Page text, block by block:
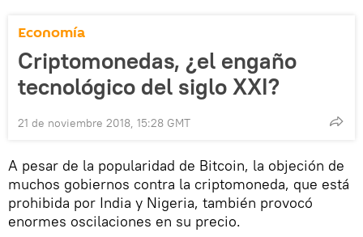
Economía
Criptomonedas, ¿el engaño
tecnológico del siglo XXI?
21 de noviembre 2018, 15:28 GMT
A pesar de la popularidad de Bitcoin, la objeción de
muchos gobiernos contra la criptomoneda, que está
prohibida por India y Nigeria, también provocó
enormes oscilaciones en su precio.